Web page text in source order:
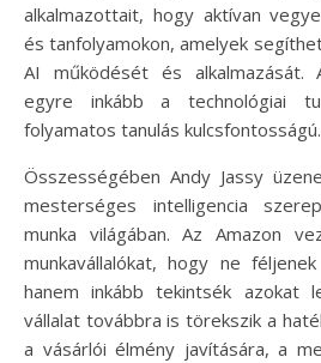
alkalmazottait, hogy aktívan
és tanfolyamokon, amelyek
AI működését és alkalmazását.
egyre inkább a technológiai
folyamatos tanulás kulcsfontosságú.
Összességében Andy Jassy
mesterséges intelligencia
munka világában. Az Amazon
munkavállalókat, hogy ne
hanem inkább tekintsék azokat
vállalat továbbra is törekszik a
a vásárlói élmény javítására, a